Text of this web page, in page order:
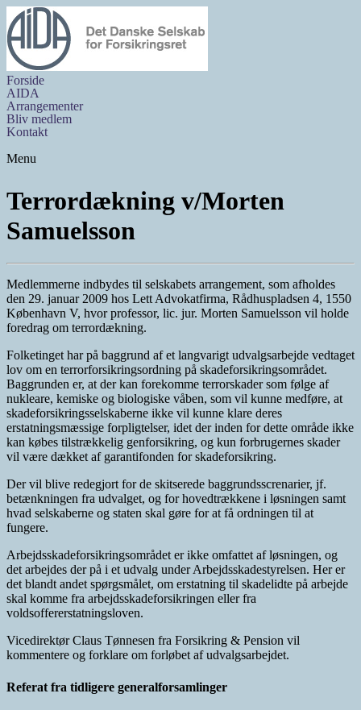
Forside
AIDA
Arrangementer
Bliv medlem
Kontakt
Menu
Terrordækning v/Morten
Samuelsson
Medlemmerne indbydes til selskabets arrangement, som afholdes
den 29. januar 2009 hos Lett Advokatfirma, Rådhuspladsen 4, 1550
København V, hvor professor, lic. jur. Morten Samuelsson vil holde
foredrag om terrordækning.
Folketinget har på baggrund af et langvarigt udvalgsarbejde vedtaget
lov om en terrorforsikringsordning på skadeforsikringsområdet.
Baggrunden er, at der kan forekomme terrorskader som følge af
nukleare, kemiske og biologiske våben, som vil kunne medføre, at
skadeforsikringsselskaberne ikke vil kunne klare deres
erstatningsmæssige forpligtelser, idet der inden for dette område ikke
kan købes tilstrækkelig genforsikring, og kun forbrugernes skader
vil være dækket af garantifonden for skadeforsikring.
Der vil blive redegjort for de skitserede baggrundsscrenarier, jf.
betænkningen fra udvalget, og for hovedtrækkene i løsningen samt
hvad selskaberne og staten skal gøre for at få ordningen til at
fungere.
Arbejdsskadeforsikringsområdet er ikke omfattet af løsningen, og
det arbejdes der på i et udvalg under Arbejdsskadestyrelsen. Her er
det blandt andet spørgsmålet, om erstatning til skadelidte på arbejde
skal komme fra arbejdsskadeforsikringen eller fra
voldsoffererstatningsloven.
Vicedirektør Claus Tønnesen fra Forsikring & Pension vil
kommentere og forklare om forløbet af udvalgsarbejdet.
Referat fra tidligere generalforsamlinger